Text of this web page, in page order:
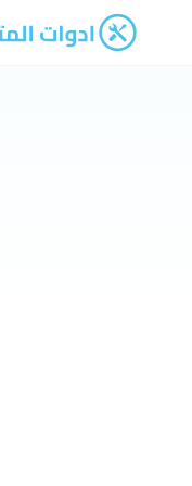
ادوات المتجر